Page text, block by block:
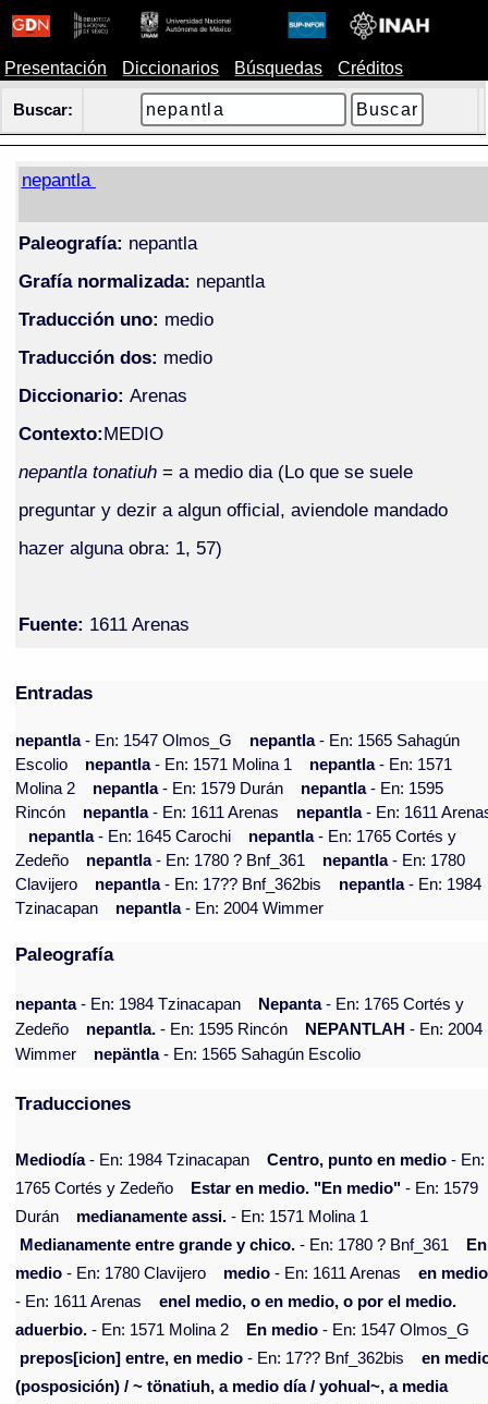
Presentación Diccionarios Búsquedas Créditos
Buscar:
nepantla
Paleografía: nepantla
Grafía normalizada: nepantla
Traducción uno: medio
Traducción dos: medio
Diccionario: Arenas
Contexto:MEDIO
nepantla tonatiuh = a medio dia (Lo que se suele
preguntar y dezir a algun official, aviendole mandado
hazer alguna obra: 1, 57)
Fuente: 1611 Arenas
Entradas
nepantla- En: 1547 Olmos_G nepantla- En: 1565 Sahagún
Escolio
nepantla- En: 1571 Molina 1 nepantla- En: 1571
Molina 2
nepantla- En: 1579 Durán nepantla- En: 1595
Rincón
nepantla- En: 1611 Arenas nepantla- En: 1611
nepantla- En: 1645 Carochi nepantla- En: 1765 Cortés y
Zedeño
nepantla- En: 1780 ? Bnf_361 nepantla- En: 1780
Clavijero
nepantla- En: 17?? Bnf_362bis nepantla- En: 1984
Tzinacapan
nepantla- En: 2004 Wimmer
Paleografía
nepanta- En: 1984 Tzinacapan Nepanta- En: 1765 Cortés y
Zedeño
nepantla. - En: 1595 Rincón NEPANTLAH - En: 2004
Wimmer
nepäntla- En: 1565 Sahagún Escolio
Traducciones
Mediodía- En: 1984 Tzinacapan Centro, punto en medio - En:
1765 Cortés y Zedeño
Estar en medio. "En medio" - En: 1579
Durán
medianamente assi. - En: 1571 Molina 1
Medianamente entre grande y chico. - En: 1780 ? Bnf_361
En
medio - En: 1780 Clavijero medio - En: 1611 Arenas
en medio
- En: 1611 Arenas
enel medio, o en medio, o por el medio.
aduerbio. - En: 1571 Molina 2 En medio - En: 1547 Olmos_G
prepos[icion] entre, en medio - En: 17?? Bnf_362bis
en
(posposición) / ~ tönatiuh, a medio día / yohual~, a media